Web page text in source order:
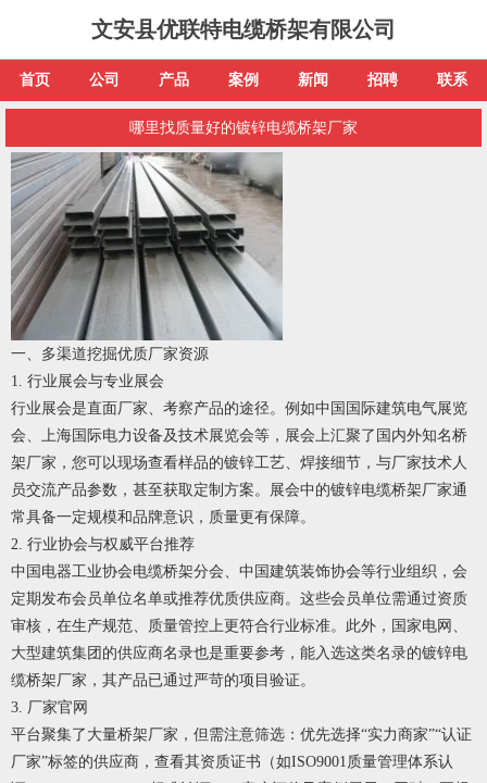
文安县优联特电缆桥架有限公司
首页 公司 产品 案例 新闻 招聘 联系
哪里找质量好的镀锌电缆桥架厂家
一、多渠道挖掘优质厂家资源
1. 行业展会与专业展会
行业展会是直面厂家、考察产品的途径。例如中国国际建筑电气展览
会、上海国际电力设备及技术展览会等，展会上汇聚了国内外知名桥
架厂家，您可以现场查看样品的镀锌工艺、焊接细节，与厂家技术人
员交流产品参数，甚至获取定制方案。展会中的镀锌电缆桥架厂家通
常具备一定规模和品牌意识，质量更有保障。
2. 行业协会与权威平台推荐
中国电器工业协会电缆桥架分会、中国建筑装饰协会等行业组织，会
定期发布会员单位名单或推荐优质供应商。这些会员单位需通过资质
审核，在生产规范、质量管控上更符合行业标准。此外，国家电网、
大型建筑集团的供应商名录也是重要参考，能入选这类名录的镀锌电
缆桥架厂家 ，其产品已通过严苛的项目验证。
3. 厂家官网
平台聚集了大量桥架厂家，但需注意筛选：优先选择“实力商家”“认证
厂家”标签的供应商，查看其资质证书（如ISO9001质量管理体系认